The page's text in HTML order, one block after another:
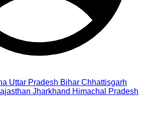
Uttar Pradesh Bihar Chhattisgarh
Jharkhand Himachal Pradesh